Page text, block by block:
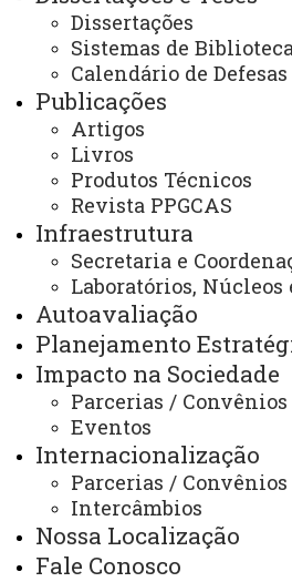
Dissertações
Sistemas de
Calendário de
Publicações
Artigos
Livros
Produtos Técnicos
Revista PPGCAS
Infraestrutura
Secretaria e
Laboratórios,
Autoavaliação
Planejamento
Impacto na Sociedade
Parcerias / Convênios
Eventos
Internacionalização
Parcerias / Convênios
Intercâmbios
Nossa Localização
Fale Conosco
ACESSE
Acesso Restrito (Editores do Portal)
Arquivo Virtual
Bibliotecas
Identidade Visual
Mapa do Site
Portal Office 365
Sistemas
Telefones
Webmail